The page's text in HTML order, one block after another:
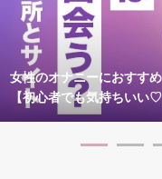
女性のオナニーにおすす
【初心者でも気持ちいい♡